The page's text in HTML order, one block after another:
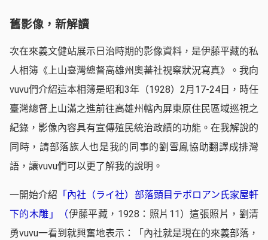
舊影像，新解讀
次在來義文健站展示日治時期的影像資料，是伊藤平藏的私
人相簿《上山臺灣總督高雄州奧蕃社視察狀況寫真》。我向
vuvu們介紹這本相簿是昭和3年（1928）2月17-24日，時任
臺灣總督上山滿之進前往高雄州轄內屏東原住民區域巡視之
紀錄，影像內容具有宣傳殖民統治政績的功能。在我解說的
同時，請部落族人也是我的同事的劉雪鳳協助翻譯成排灣
語，讓vuvu們可以更了解我的說明。
一開始介紹 「內社（ライ社）部落頭目テボロアン氏家屋軒
下的木雕」
（伊藤平藏，1928：照片11）這張照片，劉清
勇vuvu一看到就興奮地表示：「內社就是現在的來義部落，